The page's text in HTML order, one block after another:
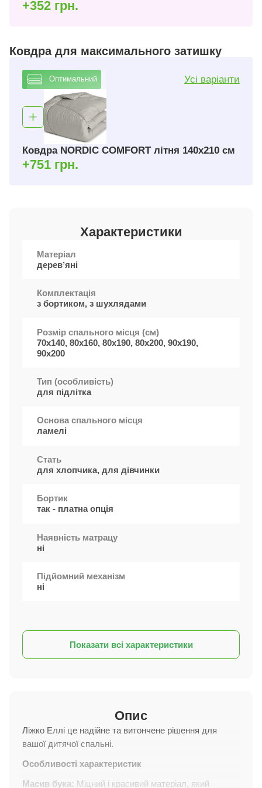
+352 грн.
Ковдра для максимального затишку
Оптимальний Усі варіанти
Ковдра NORDIC COMFORT літня 140х210 см
+751 грн.
Характеристики
Матеріал
деревʼяні
Комплектація
з бортиком, з шухлядами
Розмір спального місця (см)
70x140, 80x160, 80x190, 80x200, 90x190,
90x200
Тип (особливість)
для підлітка
Основа спального місця
ламелі
Стать
для хлопчика, для дівчинки
Бортик
так - платна опція
Наявність матрацу
ні
Підйомний механізм
ні
Показати всі характеристики
Опис
Ліжко Еллі це надійне та витончене рішення для
вашої дитячої спальні.
Особливості характеристик
Масив бука: Міцний і красивий матеріал, який